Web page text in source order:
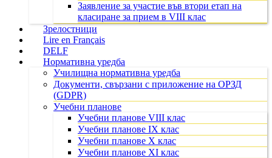
Заявление за участие във втори етап на
класиране за прием в VIII клас
Зрелостници
Lire en Français
DELF
Нормативна уредба
Училищна нормативна уредба
Документи, свързани с приложение на ОРЗД
(GDPR)
Учебни планове
Учебни планове VIII клас
Учебни планове IX клас
Учебни планове X клас
Учебни планове XI клас